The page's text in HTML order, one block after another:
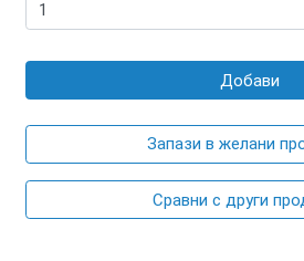
Добави
Запази в желани
Сравни с други